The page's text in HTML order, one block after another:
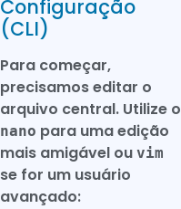
Configuração
(CLI)
Para começar,
precisamos editar o
arquivo central. Utilize o
nano para uma edição
mais amigável ou vim
se for um usuário
avançado: